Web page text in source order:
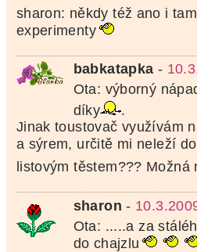
sharon: někdy též ano i
experimenty
babkatapka -
Ota: výborný
díky
.
Jinak toustovač využívám
a sýrem, určitě mi neleží
listovým těstem??? Možná
sharon -
Ota: .....a za
do chajzlu